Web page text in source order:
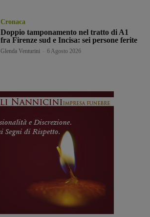
Cronaca
Doppio tamponamento nel tratto di A1
fra Firenze sud e Incisa: sei persone ferite
Glenda Venturini 6 Agosto 2026